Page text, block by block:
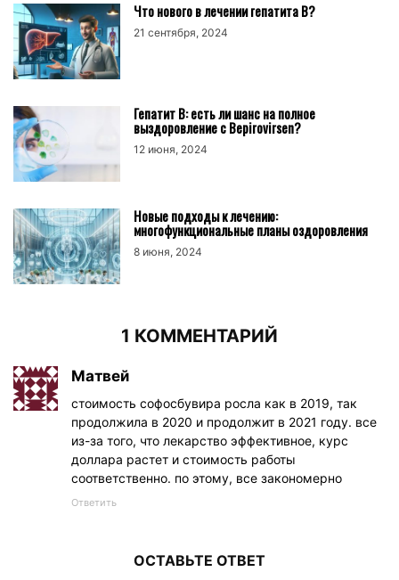
Что нового в лечении гепатита В?
21 сентября, 2024
Гепатит B: есть ли шанс на полное
выздоровление с Bepirovirsen?
12 июня, 2024
Новые подходы к лечению:
многофункциональные планы оздоровления
8 июня, 2024
1 КОММЕНТАРИЙ
Матвей
стоимость софосбувира росла как в 2019, так
продолжила в 2020 и продолжит в 2021 году. все
из-за того, что лекарство эффективное, курс
доллара растет и стоимость работы
соответственно. по этому, все закономерно
Ответить
ОСТАВЬТЕ ОТВЕТ